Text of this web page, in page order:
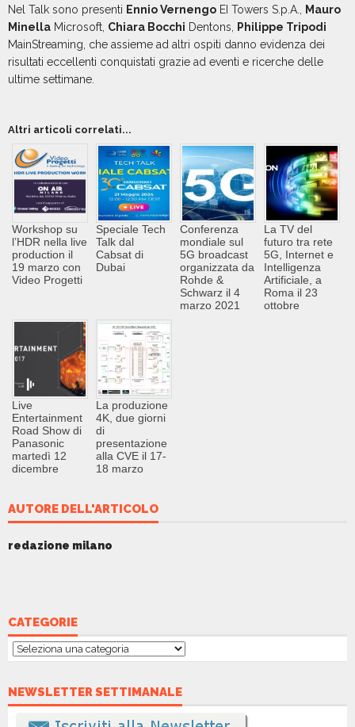
Nel Talk sono presenti Ennio Vernengo EI Towers S.p.A.,
Mauro
Minella Microsoft, Chiara Bocchi Dentons,
Philippe Tripodi
MainStreaming, che assieme ad altri ospiti danno evidenza dei
risultati eccellenti conquistati grazie ad eventi e ricerche delle
ultime settimane.
Altri articoli correlati...
Workshop su
l’HDR nella live
production il
19 marzo con
Video Progetti
Speciale Tech
Talk dal
Cabsat di
Dubai
Conferenza
mondiale sul
5G broadcast
organizzata da
Rohde &
Schwarz il 4
marzo 2021
La TV del
futuro tra rete
5G, Internet e
Intelligenza
Artificiale, a
Roma il 23
ottobre
Live
Entertainment
Road Show di
Panasonic
martedì 12
dicembre
La produzione
4K, due giorni
di
presentazione
alla CVE il 17-
18 marzo
AUTORE DELL'ARTICOLO
redazione milano
CATEGORIE
Categorie
NEWSLETTER SETTIMANALE